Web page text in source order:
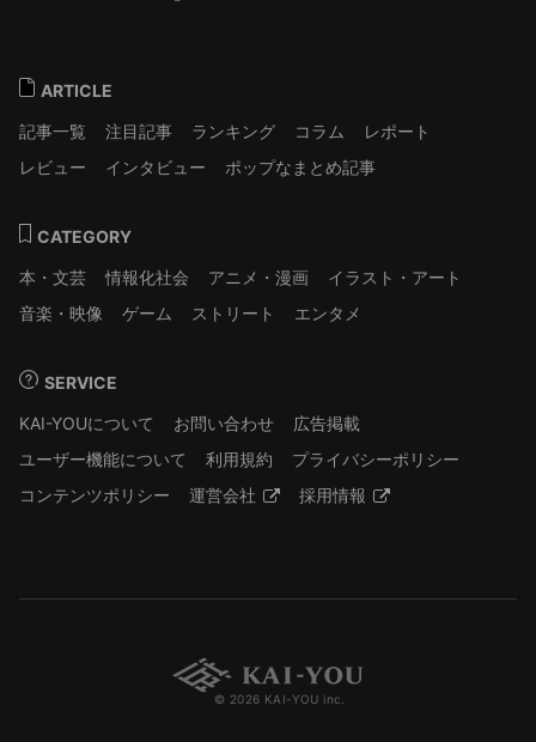
ARTICLE
記事一覧
注目記事 ランキング コラム
レポート
レビュー
インタビュー ポップなまとめ記事
CATEGORY
本・文芸
情報化社会 アニメ・漫画
イラスト・アート
音楽・映像
ゲーム ストリート エンタメ
SERVICE
KAI-YOUについて
お問い合わせ
広告掲載
ユーザー機能について
利用規約
プライバシーポリシー
コンテンツポリシー
運営会社 採用情報
© 2026 KAI-YOU inc.